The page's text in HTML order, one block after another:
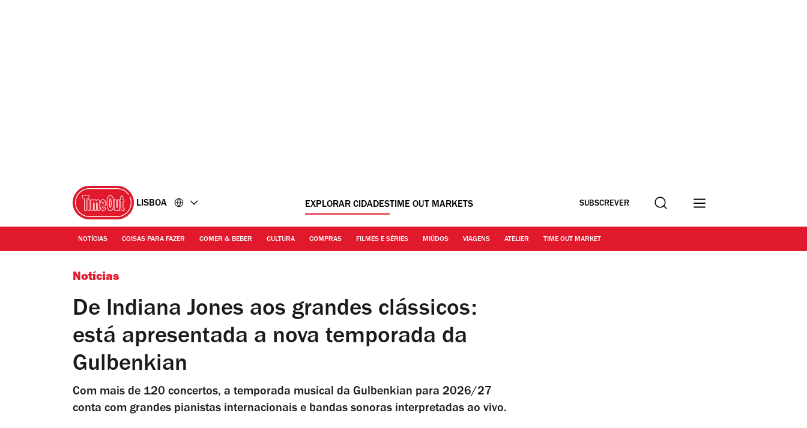
LISBOA EXPLORAR CIDADESTIME OUT MARKETS SUBSCREVER Procurar
NOTÍCIAS COISAS PARA FAZER COMER & BEBER CULTURA COMPRAS FILMES E SÉRIES MIÚDOS VIAGENS ATELIER TIME OUT MARKET
Notícias
De Indiana Jones aos grandes clássicos:
está apresentada a nova temporada da
Gulbenkian
Com mais de 120 concertos, a temporada musical da Gulbenkian para 2026/27
conta com grandes pianistas internacionais e bandas sonoras interpretadas ao vivo.